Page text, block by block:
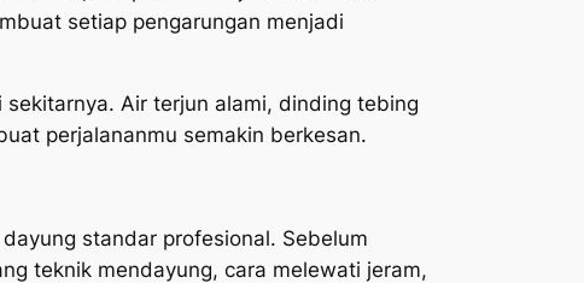
setiap pengarungan menjadi
Air terjun alami, dinding tebing
perjalananmu semakin berkesan.
standar profesional. Sebelum
teknik mendayung, cara melewati jeram,